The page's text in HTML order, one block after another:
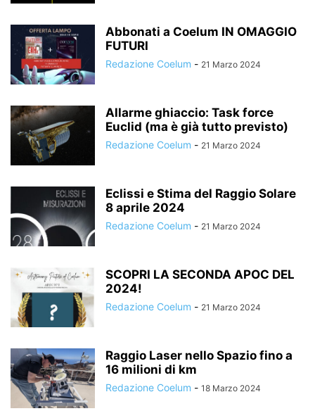
Abbonati a Coelum IN OMAGGIO
FUTURI
Redazione Coelum - 21 Marzo 2024
Allarme ghiaccio: Task force
Euclid (ma è già tutto previsto)
Redazione Coelum - 21 Marzo 2024
Eclissi e Stima del Raggio Solare
8 aprile 2024
Redazione Coelum - 21 Marzo 2024
SCOPRI LA SECONDA APOC DEL
2024!
Redazione Coelum - 21 Marzo 2024
Raggio Laser nello Spazio fino a
16 milioni di km
Redazione Coelum - 18 Marzo 2024